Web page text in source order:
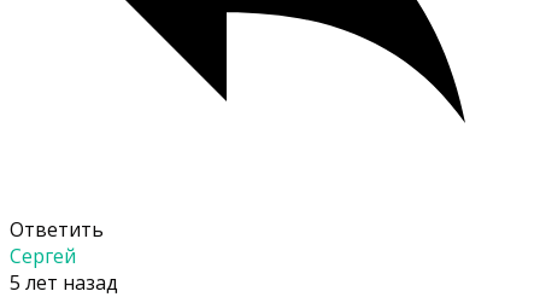
Ответить
Сергей
5 лет назад